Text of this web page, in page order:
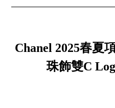
Chanel 2025春夏
珠飾雙C